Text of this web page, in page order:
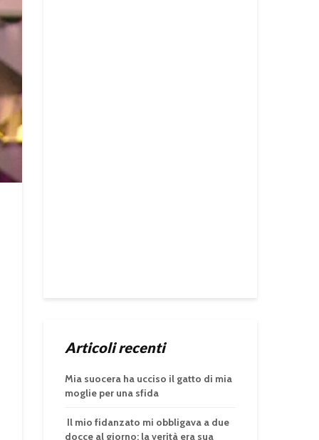
Articoli recenti
Mia suocera ha ucciso il gatto di mia
moglie per una sfida
Il mio fidanzato mi obbligava a due
docce al giorno: la verità era sua